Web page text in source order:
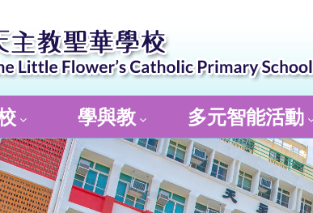
學與教 多元智能活動